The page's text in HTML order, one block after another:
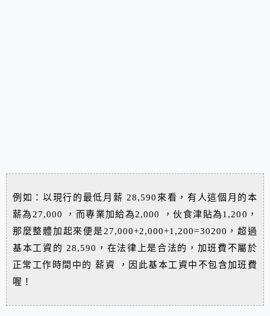
例如：以現行的最低月薪 28,590來看，有人這個月的本
薪為27,000 ，而專業加給為2,000 ，伙食津貼為1,200，
那麼整體加起來便是27,000+2,000+1,200=30200，超過
基本工資的 28,590，在法律上是合法的，加班費不屬於
正常工作時間中的 薪資 ，因此基本工資中不包含加班費
喔！